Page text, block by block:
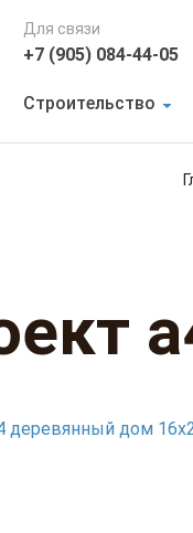
Для связи
+7 (905) 084-44-05
Строительство